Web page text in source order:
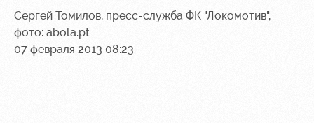
Сергей Томилов, пресс-служба ФК "Локомотив",
фото: abola.pt
07 февраля 2013 08:23